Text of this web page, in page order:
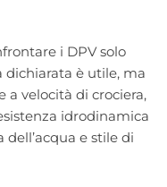
i DPV solo
dichiarata è utile, ma
a velocità di crociera,
idrodinamica
e stile di